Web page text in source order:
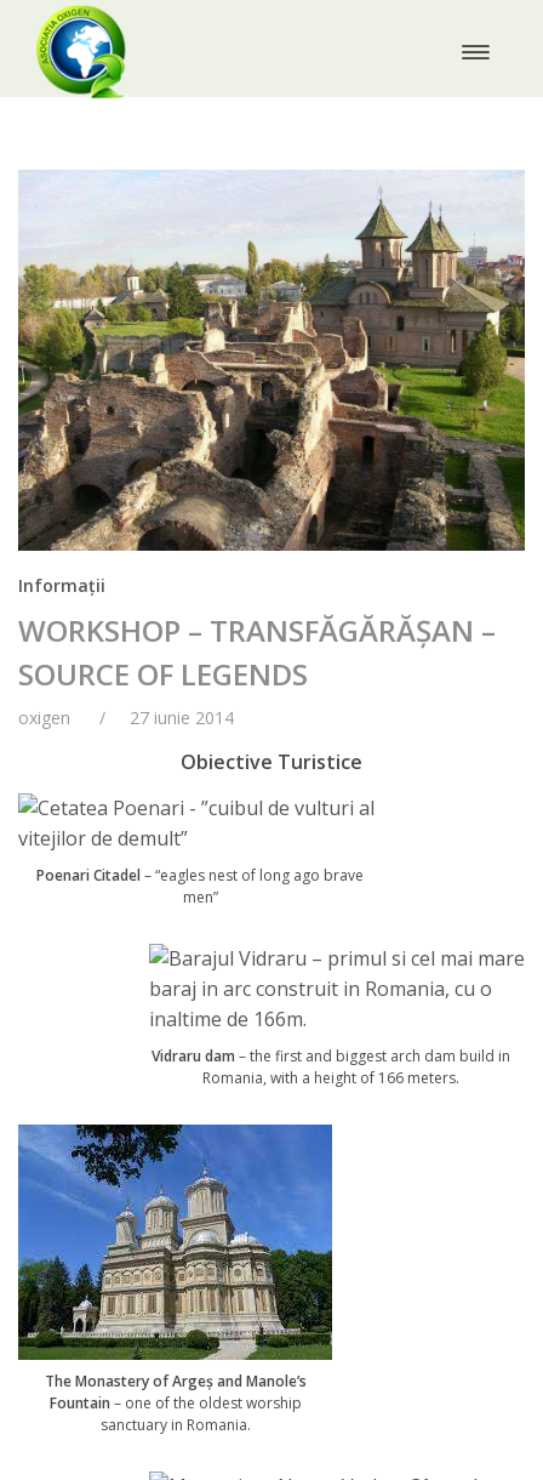
Informații
WORKSHOP – TRANSFĂGĂRĂȘAN –
SOURCE OF LEGENDS
oxigen 27 iunie 2014
Obiective Turistice
Poenari Citadel – “eagles nest of long ago brave
men”
Vidraru dam – the first and biggest arch dam build in
Romania, with a height of 166 meters.
The Monastery of Argeș and Manole’s
Fountain – one of the oldest worship
sanctuary in Romania.